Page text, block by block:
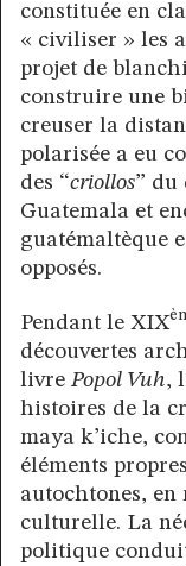
constituée en
« civiliser » les
projet de
construire une
creuser la
polarisée a eu
des “criollos” du
Guatemala et
guatémaltèque
opposés.
Pendant le XIX
découvertes
livre Popol Vuh,
histoires de la
maya k’iche,
éléments
autochtones,
culturelle. La
politique